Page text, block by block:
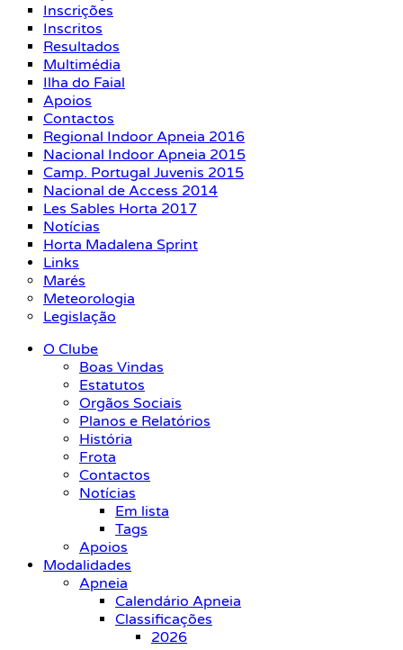
Inscrições
Inscritos
Resultados
Multimédia
Ilha do Faial
Apoios
Contactos
Regional Indoor Apneia 2016
Nacional Indoor Apneia 2015
Camp. Portugal Juvenis 2015
Nacional de Access 2014
Les Sables Horta 2017
Notícias
Horta Madalena Sprint
Links
Marés
Meteorologia
Legislação
O Clube
Boas Vindas
Estatutos
Orgãos Sociais
Planos e Relatórios
História
Frota
Contactos
Notícias
Em lista
Tags
Apoios
Modalidades
Apneia
Calendário Apneia
Classificações
2026